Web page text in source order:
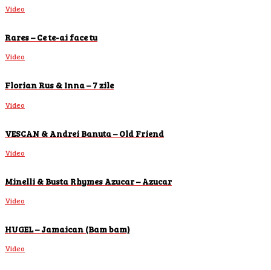
Video
Rares – Ce te-ai face tu
Video
Florian Rus & Inna – 7 zile
Video
VESCAN & Andrei Banuta – Old Friend
Video
Minelli & Busta Rhymes Azucar – Azucar
Video
HUGEL – Jamaican (Bam bam)
Video